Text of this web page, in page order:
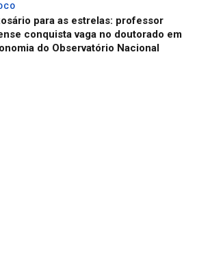
para as estrelas: professor
conquista vaga no doutorado em
do Observatório Nacional